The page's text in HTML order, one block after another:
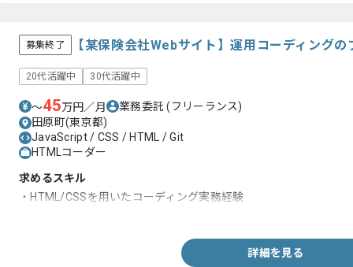
募集終了 【某保険会社Webサイト】運用コーディング
20代活躍中 30代活躍中
〜45万円／月 業務委託(フリーランス)
田原町(東京都)
JavaScript / CSS / HTML / Git
HTMLコーダー
求めるスキル
・HTML/CSSを用いたコーディング実務経験
詳細を見る